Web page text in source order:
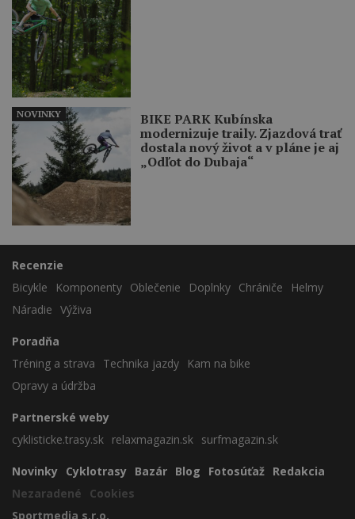
BIKE PARK Kubínska
modernizuje traily. Zjazdová trať
dostala nový život a v pláne je aj
„Odľot do Dubaja“
NOVINKY
Recenzie
Bicykle
Komponenty Oblečenie Doplnky Chrániče
Helmy
Náradie Výživa
Poradňa
Tréning a strava
Technika jazdy
Kam na bike
Opravy a údržba
Partnerské weby
cyklisticke.trasy.sk relaxmagazin.sk surfmagazin.sk
Novinky Cyklotrasy Bazár Blog Fotosúťaž Redakcia
Nezaradené
Cookies
Sportmedia s.r.o.